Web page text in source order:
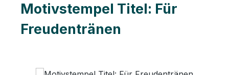
Motivstempel Titel: Für
Freudentränen